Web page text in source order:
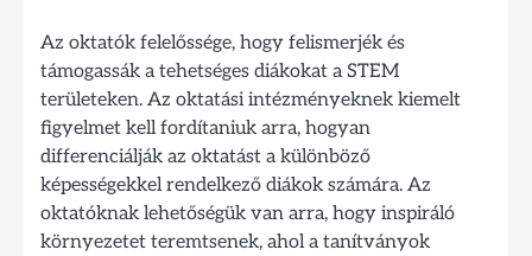
Az oktatók felelőssége, hogy felismerjék és
támogassák a tehetséges diákokat a STEM
területeken. Az oktatási intézményeknek kiemelt
figyelmet kell fordítaniuk arra, hogyan
differenciálják az oktatást a különböző
képességekkel rendelkező diákok számára. Az
oktatóknak lehetőségük van arra, hogy inspiráló
környezetet teremtsenek, ahol a tanítványok